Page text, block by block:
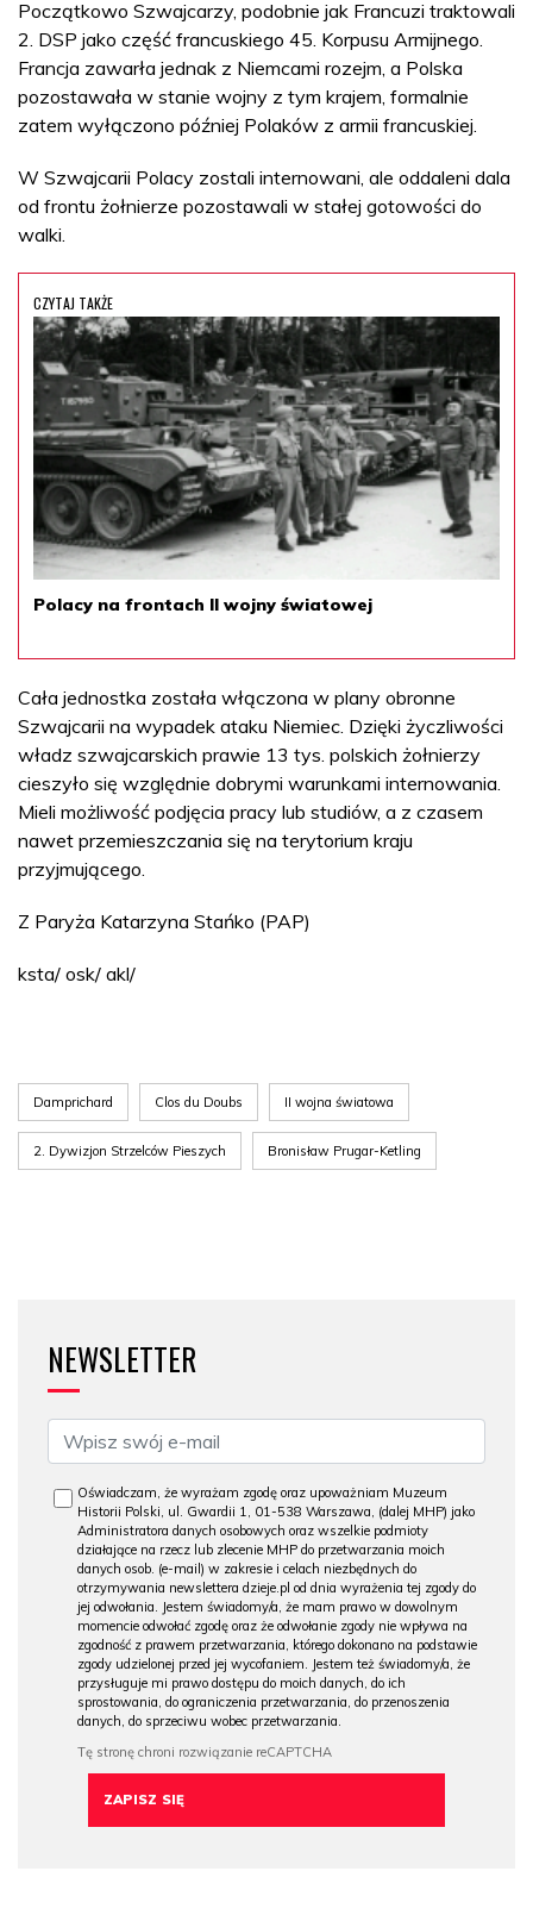
Początkowo Szwajcarzy, podobnie jak Francuzi traktowali
2. DSP jako część francuskiego 45. Korpusu Armijnego.
Francja zawarła jednak z Niemcami rozejm, a Polska
pozostawała w stanie wojny z tym krajem, formalnie
zatem wyłączono później Polaków z armii francuskiej.
W Szwajcarii Polacy zostali internowani, ale oddaleni dala
od frontu żołnierze pozostawali w stałej gotowości do
walki.
CZYTAJ TAKŻE
Polacy na frontach II wojny światowej
Cała jednostka została włączona w plany obronne
Szwajcarii na wypadek ataku Niemiec. Dzięki życzliwości
władz szwajcarskich prawie 13 tys. polskich żołnierzy
cieszyło się względnie dobrymi warunkami internowania.
Mieli możliwość podjęcia pracy lub studiów, a z czasem
nawet przemieszczania się na terytorium kraju
przyjmującego.
Z Paryża Katarzyna Stańko (PAP)
ksta/ osk/ akl/
Damprichard Clos du Doubs II wojna światowa
2. Dywizjon Strzelców Pieszych Bronisław Prugar-Ketling
NEWSLETTER
Oświadczam, że wyrażam zgodę oraz upoważniam Muzeum
Historii Polski, ul. Gwardii 1, 01-538 Warszawa, (dalej MHP) jako
Administratora danych osobowych oraz wszelkie podmioty
działające na rzecz lub zlecenie MHP do przetwarzania moich
danych osob. (e-mail) w zakresie i celach niezbędnych do
otrzymywania newslettera dzieje.pl od dnia wyrażenia tej zgody do
jej odwołania. Jestem świadomy/a, że mam prawo w dowolnym
momencie odwołać zgodę oraz że odwołanie zgody nie wpływa na
zgodność z prawem przetwarzania, którego dokonano na podstawie
zgody udzielonej przed jej wycofaniem. Jestem też świadomy/a, że
przysługuje mi prawo dostępu do moich danych, do ich
sprostowania, do ograniczenia przetwarzania, do przenoszenia
danych, do sprzeciwu wobec przetwarzania.